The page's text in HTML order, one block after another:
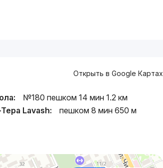
Открыть в Google Картах
№180 пешком 14 мин 1.2 км
Lavash:
пешком 8 мин 650 м